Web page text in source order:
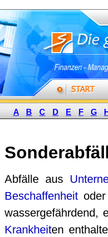
A B C D E F G
Abfälle aus
Beschaffenheit
wassergefährdend,
Krankheiten